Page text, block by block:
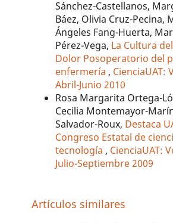
Sánchez-Castellanos,
Báez, Olivia Cruz-Pecina,
Ángeles Fang-Huerta,
Pérez-Vega, La Cultura
Dolor Posoperatorio del
enfermería , CienciaUAT:
Abril-Junio 2010
Rosa Margarita Ortega-
Cecilia Montemayor-
Salvador-Roux, Destaca
Congreso Estatal de
tecnología , CienciaUAT:
Julio-Septiembre 2009
Artículos similares